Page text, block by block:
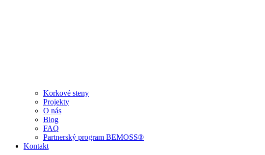
Korkové steny
Projekty
O nás
Blog
FAQ
Partnerský program BEMOSS®
Kontakt